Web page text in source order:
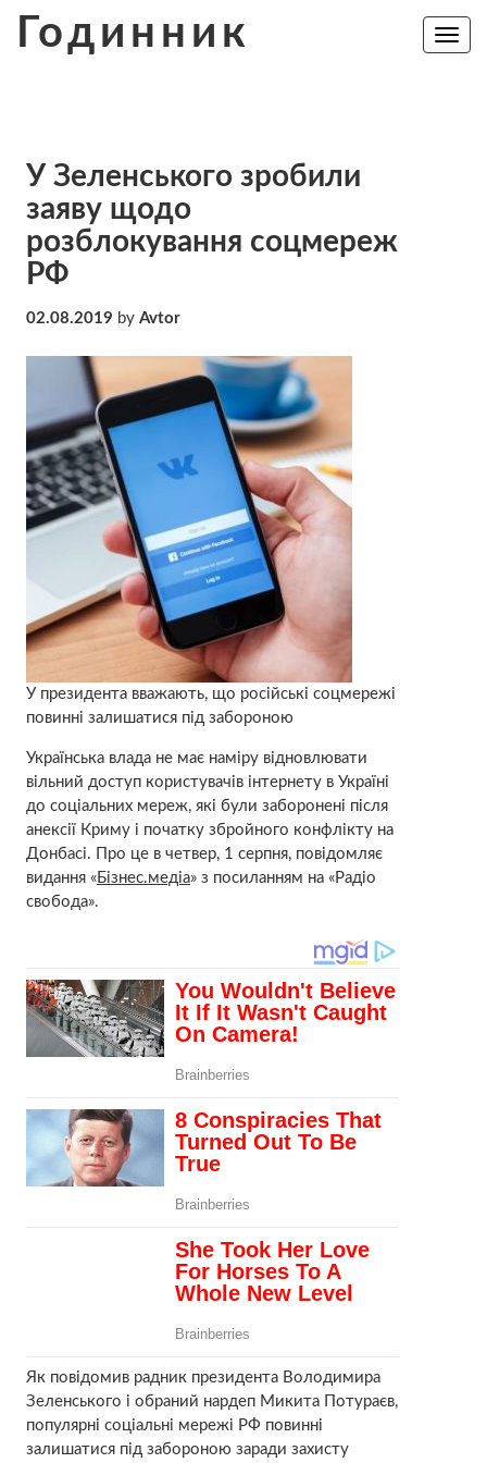
Годинник
Toggle
У Зеленського зробили
заяву щодо
розблокування соцмереж
РФ
02.08.2019 by Avtor
У президента вважають, що російські соцмережі
повинні залишатися під забороною
Українська влада не має наміру відновлювати
вільний доступ користувачів інтернету в Україні
до соціальних мереж, які були заборонені після
анексії Криму і початку збройного конфлікту на
Донбасі. Про це в четвер, 1 серпня, повідомляє
видання «Бізнес.медіа» з посиланням на «Радіо
свобода».
Як повідомив радник президента Володимира
Зеленського і обраний нардеп Микита Потураєв,
популярні соціальні мережі РФ повинні
залишатися під забороною заради захисту